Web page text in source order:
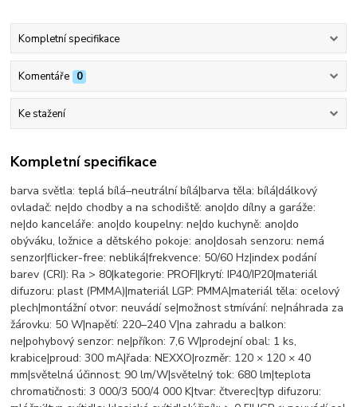
Kompletní specifikace
Komentáře 0
Ke stažení
Kompletní specifikace
barva světla: teplá bílá–neutrální bílá|barva těla: bílá|dálkový
ovladač: ne|do chodby a na schodiště: ano|do dílny a garáže:
ne|do kanceláře: ano|do koupelny: ne|do kuchyně: ano|do
obýváku, ložnice a dětského pokoje: ano|dosah senzoru: nemá
senzor|flicker-free: nebliká|frekvence: 50/60 Hz|index podání
barev (CRI): Ra > 80|kategorie: PROFI|krytí: IP40/IP20|materiál
difuzoru: plast (PMMA)|materiál LGP: PMMA|materiál těla: ocelový
plech|montážní otvor: neuvádí se|možnost stmívání: ne|náhrada za
žárovku: 50 W|napětí: 220–240 V|na zahradu a balkon:
ne|pohybový senzor: ne|příkon: 7,6 W|prodejní obal: 1 ks,
krabice|proud: 300 mA|řada: NEXXO|rozměr: 120 × 120 × 40
mm|světelná účinnost: 90 lm/W|světelný tok: 680 lm|teplota
chromatičnosti: 3 000/3 500/4 000 K|tvar: čtverec|typ difuzoru: